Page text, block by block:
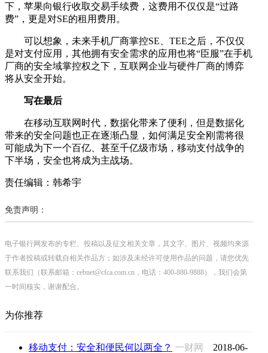
下，苹果向银行收取交易手续费，这费用不仅仅是“过路
费”，更是对SE的租用费用。
可以想象，未来手机厂商掌控SE、TEE之后，不仅仅
是对支付应用，其他拥有安全需求的应用也将“臣服”在手机
厂商的安全域掌控权之下，互联网企业与硬件厂商的博弈
将从安全开始。
写在最后
在移动互联网时代，数据化带来了便利，但是数据化
带来的安全问题也正在逐渐凸显，如何满足安全刚需将很
可能成为下一个百亿、甚至千亿级市场，移动支付战争的
下半场，安全也将成为主战场。
责任编辑：韩希宇
免责声明：
电子银行网发布的专栏、投稿以及征文相关文章，其文字、图片、视频均来源
于作者投稿或转载自相关作品方；如涉及未经许可使用作品的问题，请您优先
联系我们（联系邮箱：cebnet@cfca.com.cn，电话：400-880-9888），我们会第
一时间核实，谢谢配合。
为你推荐
移动支付：安全和便民何以两全？ 一财网 2018-06-